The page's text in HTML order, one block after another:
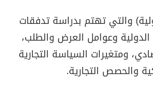
والتي تهتم بدراسة تدفقات
وعوامل العرض والطلب،
ومتغيرات السياسة التجارية
والحصص التجارية.